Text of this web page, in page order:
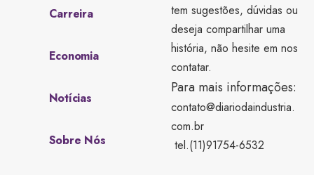
Carreira
Economia
Notícias
Sobre Nós
tem sugestões, dúvidas ou
deseja compartilhar uma
história, não hesite em nos
contatar.
Para mais informações:
contato@diariodaindustria.
com.br
tel.(11)91754-6532